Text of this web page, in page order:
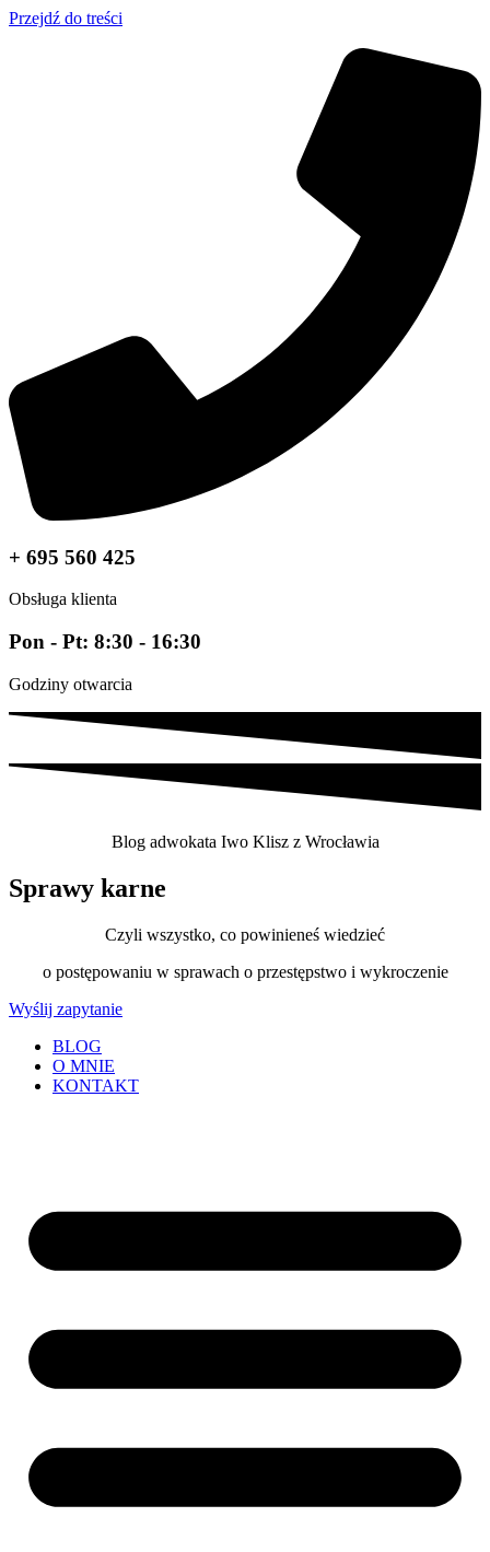
Przejdź do treści
+ 695 560 425
Obsługa klienta
Pon - Pt: 8:30 - 16:30
Godziny otwarcia
Blog adwokata Iwo Klisz z Wrocławia
Sprawy karne
Czyli wszystko, co powinieneś wiedzieć
o postępowaniu w sprawach o przestępstwo i wykroczenie
Wyślij zapytanie
BLOG
O MNIE
KONTAKT